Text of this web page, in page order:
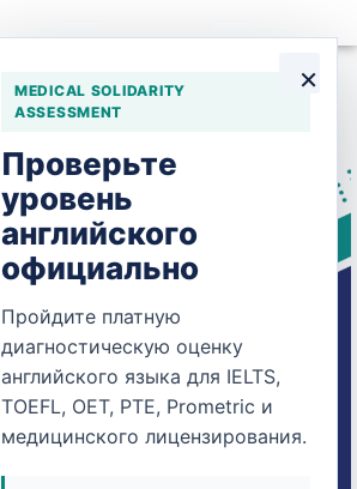
×
MEDICAL SOLIDARITY
ASSESSMENT
Проверьте
уровень
английского
официально
Пройдите платную
диагностическую оценку
английского языка для IELTS,
TOEFL, OET, PTE, Prometric и
медицинского лицензирования.